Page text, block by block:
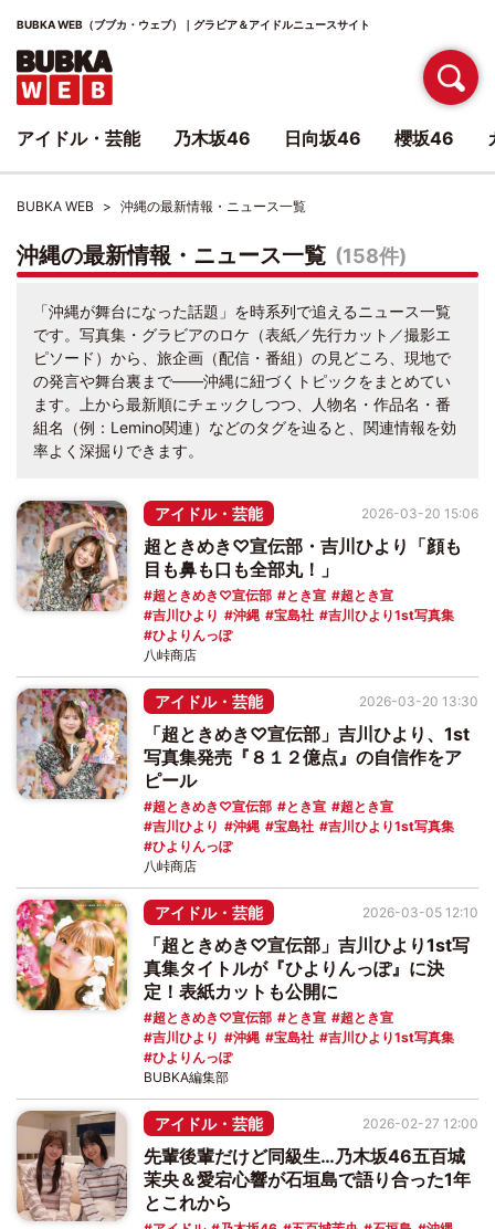
BUBKA WEB（ブブカ・ウェブ）｜グラビア＆アイドルニュースサイト
BUBKA WEB 沖縄の最新情報・ニュース一覧
沖縄の最新情報・ニュース一覧 (158件)
「沖縄が舞台になった話題」を時系列で追えるニュース一覧
です。写真集・グラビアのロケ（表紙／先行カット／撮影エ
ピソード）から、旅企画（配信・番組）の見どころ、現地で
の発言や舞台裏まで――沖縄に紐づくトピックをまとめてい
ます。上から最新順にチェックしつつ、人物名・作品名・番
組名（例：Lemino関連）などのタグを辿ると、関連情報を効
率よく深掘りできます。
アイドル・芸能
超ときめき♡宣伝部・吉川ひより「顔も
目も鼻も口も全部丸！」
超ときめき♡宣伝部 とき宣
超とき宣
吉川ひより
沖縄 宝島社
吉川ひより1st写真集
ひよりんっぽ
2026-03-20 15:06
八峠商店
アイドル・芸能
「超ときめき♡宣伝部」吉川ひより、1st
写真集発売『８１２億点』の自信作をア
ピール
超ときめき♡宣伝部 とき宣
超とき宣
吉川ひより
沖縄 宝島社
吉川ひより1st写真集
ひよりんっぽ
2026-03-20 13:30
八峠商店
アイドル・芸能
「超ときめき♡宣伝部」吉川ひより1st写
真集タイトルが『ひよりんっぽ』に決
定！表紙カットも公開に
超ときめき♡宣伝部 とき宣
超とき宣
吉川ひより
沖縄 宝島社
吉川ひより1st写真集
ひよりんっぽ
2026-03-05 12:10
BUBKA編集部
アイドル・芸能
先輩後輩だけど同級生…乃木坂46五百城
茉央＆愛宕心響が石垣島で語り合った1年
とこれから
2026-02-27 12:00
アイドル・芸能 乃木坂46 日向坂46 櫻坂46